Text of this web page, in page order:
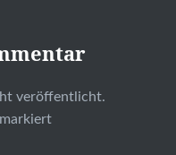
veröffentlicht.
markiert